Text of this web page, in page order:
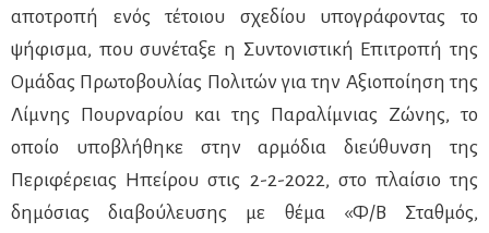
αποτροπή ενός τέτοιου σχεδίου υπογράφοντας το
ψήφισμα, που συνέταξε η Συντονιστική Επιτροπή της
Ομάδας Πρωτοβουλίας Πολιτών για την Αξιοποίηση της
Λίμνης Πουρναρίου και της Παραλίμνιας Ζώνης, το
οποίο υποβλήθηκε στην αρμόδια διεύθυνση της
Περιφέρειας Ηπείρου στις 2-2-2022, στο πλαίσιο της
δημόσιας διαβούλευσης με θέμα «Φ/Β Σταθμός,